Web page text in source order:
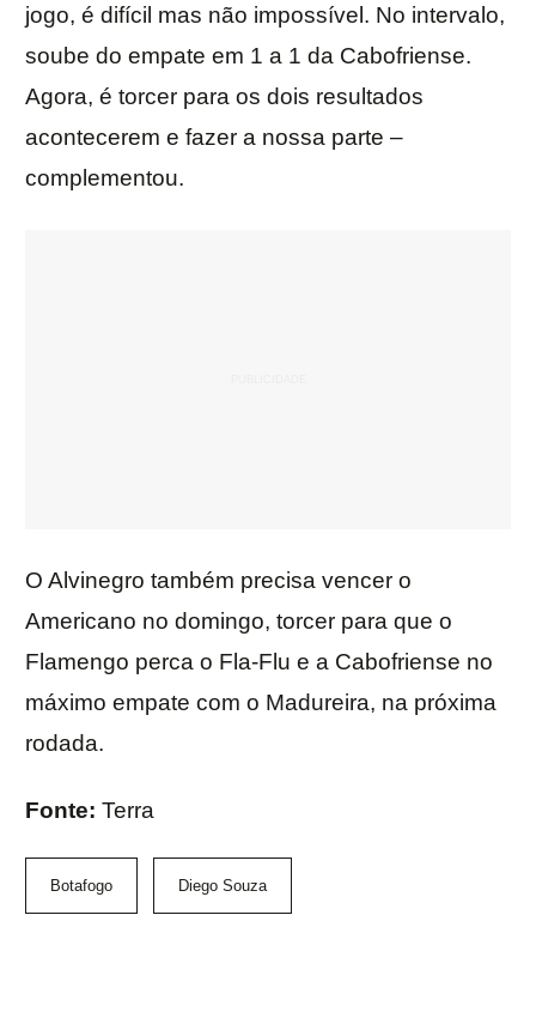
jogo, é difícil mas não impossível. No intervalo,
soube do empate em 1 a 1 da Cabofriense.
Agora, é torcer para os dois resultados
acontecerem e fazer a nossa parte –
complementou.
O Alvinegro também precisa vencer o
Americano no domingo, torcer para que o
Flamengo perca o Fla-Flu e a Cabofriense no
máximo empate com o Madureira, na próxima
rodada.
Fonte: Terra
Botafogo Diego Souza